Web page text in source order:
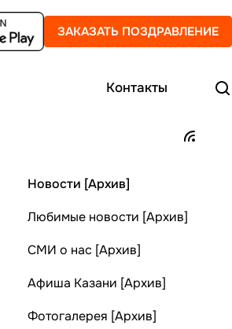
ЗАКАЗАТЬ ПОЗДРАВЛЕНИЕ
Контакты
Новости [Архив]
Любимые новости [Архив]
СМИ о нас [Архив]
Афиша Казани [Архив]
Фотогалерея [Архив]